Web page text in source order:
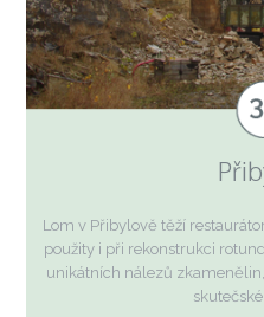
Lom v Přibylově těží
použity i při rekonstrukci
unikátních nálezů